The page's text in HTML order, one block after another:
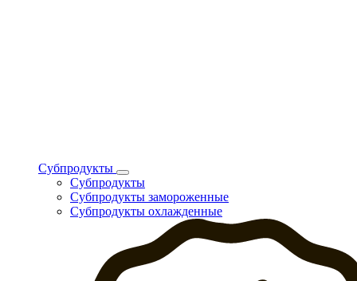
Субпродукты
Субпродукты
Субпродукты замороженные
Субпродукты охлажденные